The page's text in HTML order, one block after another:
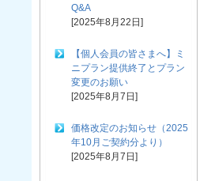
Q&A
[2025年8月22日]
【個人会員の皆さまへ】ミ
ニプラン提供終了とプラン
変更のお願い
[2025年8月7日]
価格改定のお知らせ（2025
年10月ご契約分より）
[2025年8月7日]